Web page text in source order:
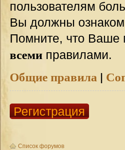
пользователям
Вы должны
Помните, что Ваше
всеми правилами.
Общие правила |
Регистрация
Список форумов